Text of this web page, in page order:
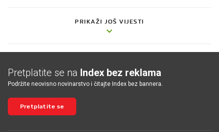
PRIKAŽI JOŠ VIJESTI
Pretplatite se na Index bez reklama
Podržite neovisno novinarstvo i čitajte Index bez bannera.
Pretplatite se